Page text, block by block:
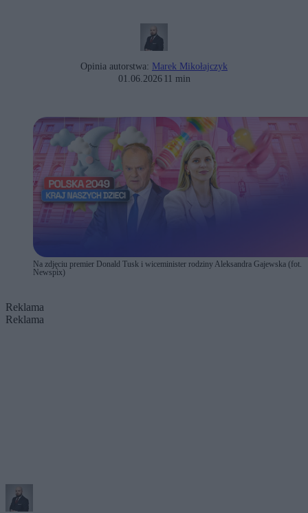
Opinia autorstwa: Marek Mikołajczyk
01.06.2026 11 min
Na zdjęciu premier Donald Tusk i wiceminister rodziny Aleksandra Gajewska (fot.
Newspix)
Reklama
Reklama